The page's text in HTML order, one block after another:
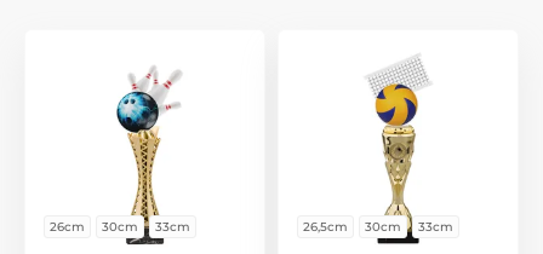
26cm 30cm 33cm 26,5cm 30cm 33cm